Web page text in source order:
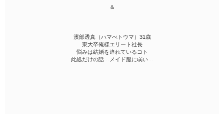
＆
濱部透真（ハマべトウマ）31歳
東大卒俺様エリート社長
悩みは結婚を迫れているコト
此処だけの話…メイド服に弱い…